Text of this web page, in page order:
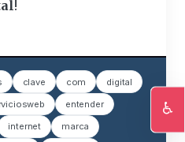
!
clave com digital
entender
internet marca
♿